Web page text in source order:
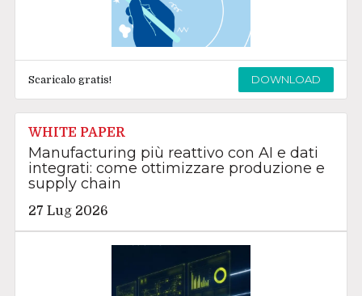
Scaricalo gratis! DOWNLOAD
WHITE PAPER
Manufacturing più reattivo con AI e dati
integrati: come ottimizzare produzione e
supply chain
27 Lug 2026